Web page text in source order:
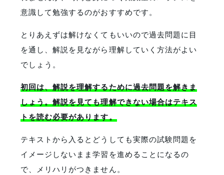
意識して勉強するのがおすすめです。
とりあえずは解けなくてもいいので過去問題に目
を通し、解説を見ながら理解していく方法がよい
でしょう。
初回は、解説を理解するために過去問題を解きま
しょう。解説を見ても理解できない場合はテキス
トを読む必要があります。
テキストから入るとどうしても実際の試験問題を
イメージしないまま学習を進めることになるの
で、メリハリがつきません。